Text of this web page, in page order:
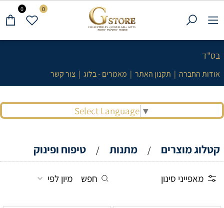
בס"ד
אודות החברה | תקנון האתר | מאמרים - בלוג | צור קשר
Select Language ▼
0 0
קטלוג מוצרים / מתנות / טיפוח ופינוק
מאפייני סינון חפש מיון לפי